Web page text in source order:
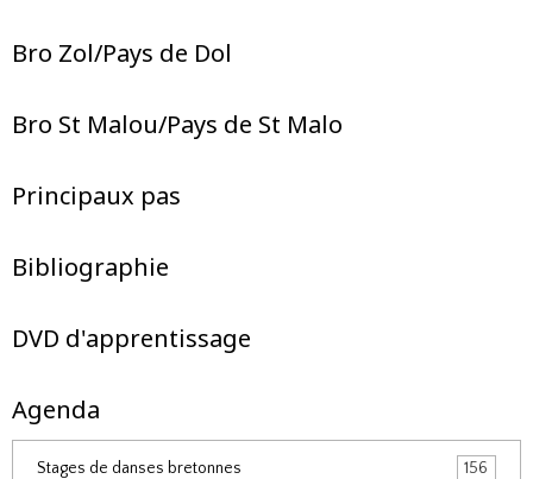
Bro Zol/Pays de Dol
Bro St Malou/Pays de St Malo
Principaux pas
Bibliographie
DVD d'apprentissage
Agenda
Stages de danses bretonnes 156